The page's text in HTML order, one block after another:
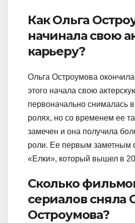
Как Ольга
начинала свою
карьеру?
Ольга Остроумова
этого начала свою
первоначально снималась
ролях, но со временем ее
замечен и она получила
роли. Ее первым
«Елки», который вышел в
Сколько
сериалов сняла
Остроумова?